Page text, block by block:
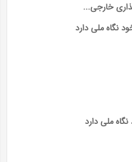
خارجی...
ملی دارد